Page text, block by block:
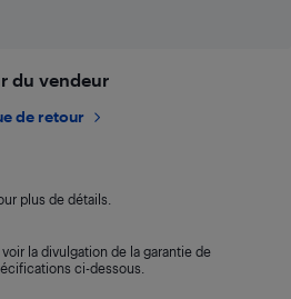
du vendeur
de retour
plus de détails.
la divulgation de la garantie de
ci-dessous.